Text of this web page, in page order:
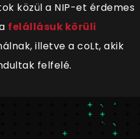
közül a NIP-et érdemes
felállásuk körüli
illetve a coLt, akik
felfelé.